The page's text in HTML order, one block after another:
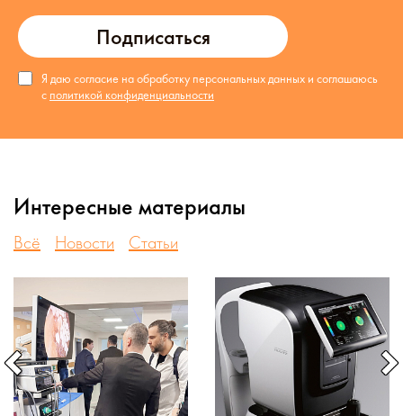
Подписаться
Я даю согласие на обработку персональных данных и соглашаюсь
с политикой конфиденциальности
Интересные материалы
Всё Новости Статьи